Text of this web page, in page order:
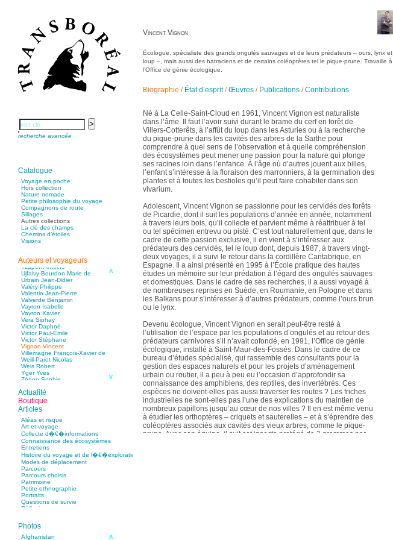
recherche avancée
Catalogue
Voyage en poche
Hors collection
Nature nomade
Petite philosophie du voyage
Compagnons de route
Sillages
Autres collections
La clé des champs
Chemins d’étoiles
Visions
Auteurs et voyageurs
Poussin Alexandre
Prjevalski Nikolaï
Quierzy Pauline
Raffard Matthieu
Rasse Rémy
Ravel Patrice de
Revel Luc de
Ripart Jacqueline
Rizzato Tullio
Rochez Carine
Rondón Analía
Salon Olivier
Sapin-Defour Cédric
Sattler Alexandre
Sokpakbaïev Berdibek
Soleilhavoup François
Squillace Sophie
Stuck Hudson
Sylvestre Françoise
Tardieu Marc
Terrisse Marc
Tesson Sylvain
Thevenet Jacqueline
Touboul Marion
Toumanov Vadim
Trouplin Boris
Tulane Fabrice
Tzapoff Antoine
Ujfalvy-Bourdon Marie de
Urbain Jean-Didier
Valéry Philippe
Valentin Jean-Pierre
Valverde Benjamin
Vayron Isabelle
Vayron Xavier
Vera Siphay
Victor Daphné
Victor Paul-Émile
Victor Stéphane
Vignon Vincent
Villemagne François-Xavier de
Weill-Parot Nicolas
Weis Robert
Yger Yves
Zénon Sophie
Actualité
Boutique
Articles
Aléas et risque
Art et voyage
Collecte d�€�informations
Connaissance des écosystèmes
Entretiens
Histoire du voyage et de l�€�exploration
Modes de déplacement
Parcours
Parcours choisis
Patrimoine
Petite ethnographie
Portraits
Questions de survie
Réflexions
Photos
Afghanistan
Vincent Vignon
Écologue, spécialiste des grands ongulés sauvages et de leurs prédateurs – ours, lynx et
loup –, mais aussi des batraciens et de certains coléoptères tel le pique-prune. Travaille à
l’Office de génie écologique.
Biographie / État d’esprit/Œuvres / Publications /Contributions
Né à La Celle-Saint-Cloud en 1961, Vincent Vignon est naturaliste
dans l’âme. Il faut l’avoir suivi durant le brame du cerf en forêt de
Villers-Cotterêts, à l’affût du loup dans les Asturies ou à la recherche
du pique-prune dans les cavités des arbres de la Sarthe pour
comprendre à quel sens de l’observation et à quelle compréhension
des écosystèmes peut mener une passion pour la nature qui plonge
ses racines loin dans l’enfance. À l’âge où d’autres jouent aux billes,
l’enfant s’intéresse à la floraison des marronniers, à la germination des
plantes et à toutes les bestioles qu’il peut faire cohabiter dans son
vivarium.
Adolescent, Vincent Vignon se passionne pour les cervidés des forêts
de Picardie, dont il suit les populations d’année en année, notamment
à travers leurs bois, qu’il collecte et parvient même à réattribuer à tel
ou tel spécimen entrevu ou pisté. C’est tout naturellement que, dans le
cadre de cette passion exclusive, il en vient à s’intéresser aux
prédateurs des cervidés, tel le loup dont, depuis 1987, à travers vingt-
deux voyages, il a suivi le retour dans la cordillère Cantabrique, en
Espagne. Il a ainsi présenté en 1995 à l’École pratique des hautes
études un mémoire sur leur prédation à l’égard des ongulés sauvages
et domestiques. Dans le cadre de ses recherches, il a aussi voyagé à
de nombreuses reprises en Suède, en Roumanie, en Pologne et dans
les Balkans pour s’intéresser à d’autres prédateurs, comme l’ours brun
ou le lynx.
Devenu écologue, Vincent Vignon en serait peut-être resté à
l’utilisation de l’espace par les populations d’ongulés et au retour des
prédateurs carnivores s’il n’avait cofondé, en 1991, l’Office de génie
écologique, installé à Saint-Maur-des-Fossés. Dans le cadre de ce
bureau d’études spécialisé, qui rassemble des consultants pour la
gestion des espaces naturels et pour les projets d’aménagement
urbain ou routier, il a peu à peu eu l’occasion d’approfondir sa
connaissance des amphibiens, des reptiles, des invertébrés. Ces
espèces ne doivent-elles pas aussi traverser les routes ? Les friches
industrielles ne sont-elles pas l’une des explications du maintien de
nombreux papillons jusqu’au cœur de nos villes ? Il en est même venu
à étudier les orthoptères – criquets et sauterelles – et à s’éprendre des
coléoptères associés aux cavités des vieux arbres, comme le pique-
prune. Avec son équipe, il suit cet insecte protégé de 2 grammes par